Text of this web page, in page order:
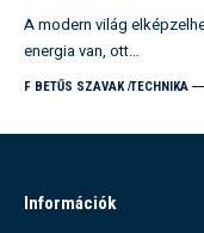
A modern világ
energia van, ott…
F BETŰS SZAVAK TECHNIKA
Információk